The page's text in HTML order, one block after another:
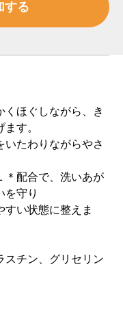
くほぐしながら、き
す。
いたわりながらやさ
＊配合で、洗いあが
を守り
すい状態に整えま
スチン、グリセリン